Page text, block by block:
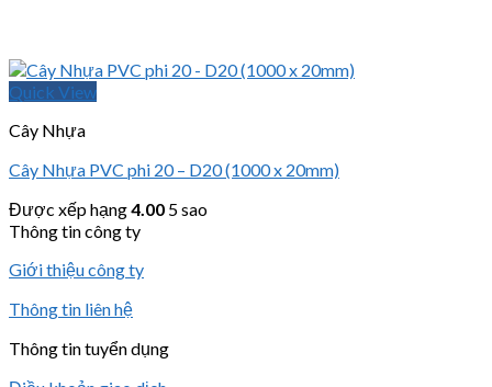
Quick View
Cây Nhựa
Cây Nhựa PVC phi 20 – D20 (1000 x 20mm)
Được xếp hạng4.00 5 sao
Thông tin công ty
Giới thiệu công ty
Thông tin liên hệ
Thông tin tuyển dụng